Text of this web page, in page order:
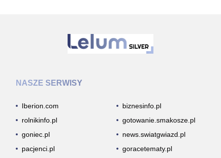
NASZE SERWISY
Iberion.com
biznesinfo.pl
rolnikinfo.pl
gotowanie.smakosze.pl
goniec.pl
news.swiatgwiazd.pl
pacjenci.pl
goracetematy.pl